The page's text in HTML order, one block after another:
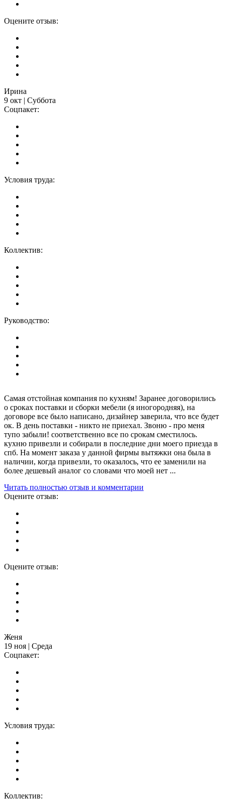
Оцените отзыв:
Ирина
9 окт | Суббота
Соцпакет:
Условия труда:
Коллектив:
Руководство:
Самая отстойная компания по кухням! Заранее договорились
о сроках поставки и сборки мебели (я иногородняя), на
договоре все было написано, дизайнер заверила, что все будет
ок. В день поставки - никто не приехал. Звоню - про меня
тупо забыли! соответственно все по срокам сместилось.
кухню привезли и собирали в последние дни моего приезда в
спб. На момент заказа у данной фирмы вытяжки она была в
наличии, когда привезли, то оказалось, что ее заменили на
более дешевый аналог со словами что моей нет ...
Читать полностью отзыв и комментарии
Оцените отзыв:
Оцените отзыв:
Женя
19 ноя | Среда
Соцпакет:
Условия труда:
Коллектив: